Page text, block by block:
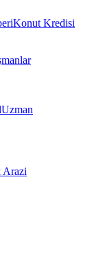
Konut Kredisi
Uzman
Arazi